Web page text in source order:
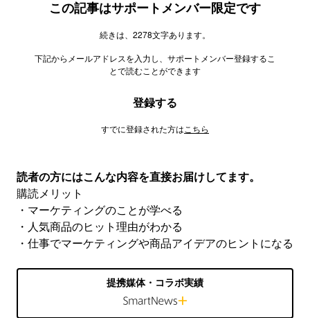
この記事はサポートメンバー限定です
続きは、2278文字あります。
下記からメールアドレスを入力し、サポートメンバー登録するこ
とで読むことができます
登録する
すでに登録された方は こちら
読者の方にはこんな内容を直接お届けしてます。
購読メリット
・マーケティングのことが学べる
・人気商品のヒット理由がわかる
・仕事でマーケティングや商品アイデアのヒントになる
提携媒体・コラボ実績